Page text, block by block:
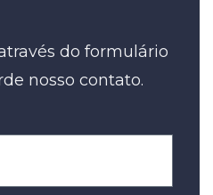
do formulário
nosso contato.